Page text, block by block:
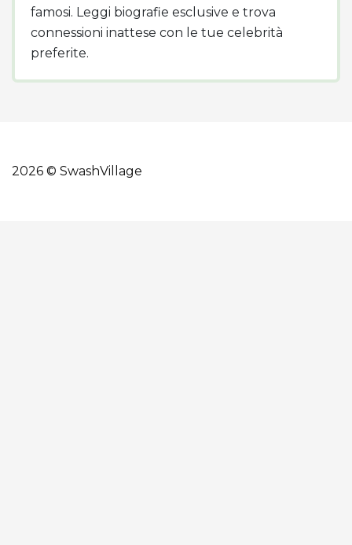
famosi. Leggi biografie esclusive e trova
connessioni inattese con le tue celebrità
preferite.
2026 © SwashVillage